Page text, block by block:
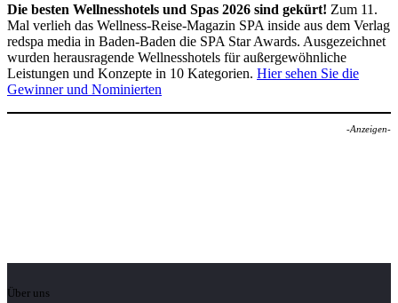
Die besten Wellnesshotels und Spas 2026 sind gekürt! Zum 11.
Mal verlieh das Wellness-Reise-Magazin SPA inside aus dem Verlag
redspa media in Baden-Baden die SPA Star Awards. Ausgezeichnet
wurden herausragende Wellnesshotels für außergewöhnliche
Leistungen und Konzepte in 10 Kategorien. Hier sehen Sie die
Gewinner und Nominierten
-Anzeigen-
Über uns